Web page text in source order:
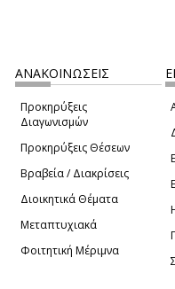
ΑΝΑΚΟΙΝΩΣΕΙΣ
Προκηρύξεις
Διαγωνισμών
Προκηρύξεις Θέσεων
Βραβεία / Διακρίσεις
Διοικητικά Θέματα
Μεταπτυχιακά
Φοιτητική Μέριμνα